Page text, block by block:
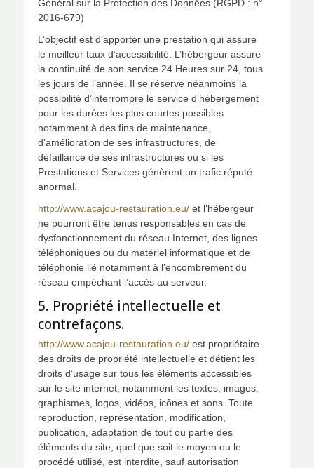
Général sur la Protection des Données (RGPD : n°
2016-679)
L’objectif est d’apporter une prestation qui assure
le meilleur taux d’accessibilité. L’hébergeur assure
la continuité de son service 24 Heures sur 24, tous
les jours de l’année. Il se réserve néanmoins la
possibilité d’interrompre le service d’hébergement
pour les durées les plus courtes possibles
notamment à des fins de maintenance,
d’amélioration de ses infrastructures, de
défaillance de ses infrastructures ou si les
Prestations et Services génèrent un trafic réputé
anormal.
http://www.acajou-restauration.eu/ et l’hébergeur
ne pourront être tenus responsables en cas de
dysfonctionnement du réseau Internet, des lignes
téléphoniques ou du matériel informatique et de
téléphonie lié notamment à l’encombrement du
réseau empêchant l’accès au serveur.
5. Propriété intellectuelle et
contrefaçons.
http://www.acajou-restauration.eu/ est propriétaire
des droits de propriété intellectuelle et détient les
droits d’usage sur tous les éléments accessibles
sur le site internet, notamment les textes, images,
graphismes, logos, vidéos, icônes et sons. Toute
reproduction, représentation, modification,
publication, adaptation de tout ou partie des
éléments du site, quel que soit le moyen ou le
procédé utilisé, est interdite, sauf autorisation